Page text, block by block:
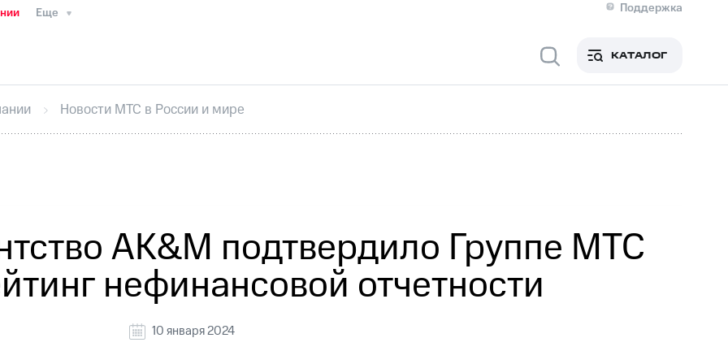
Еще
Поддержка
Медиа-центр
ИнтервьюФинансовая отчетностьКонтактыНовости в регионе
секретарьРаскрытие информации
кабинет акционераАкционерный капиталКонтроль и аудитРынок акций
КАТАЛОГ
Новости МТС в России и мире
AK&M подтвердило Группе МТС
нефинансовой отчетности
10 января 2024